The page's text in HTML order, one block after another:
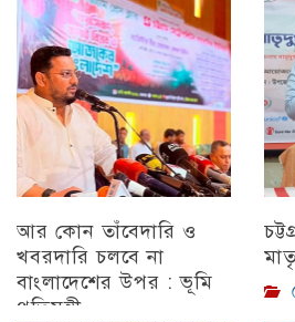
: সিডিএ চেয়ারম্যান
চট্টগ্রাম
আর কোন তাঁবেদারি ও
খবরদারি চলবে না
বাংলাদেশের উপর : ভূমি
প্রতিমন্ত্রী